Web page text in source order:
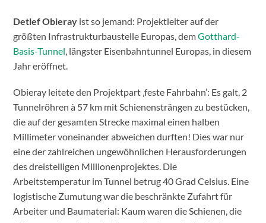
Detlef Obieray ist so jemand: Projektleiter auf der
größten Infrastrukturbaustelle Europas, demGotthard-
Basis-Tunnel, längster Eisenbahntunnel Europas, in diesem
Jahr eröffnet.
Obieray leitete den Projektpart ‚feste Fahrbahn’: Es galt, 2
Tunnelröhren à 57 km mit Schienensträngen zu bestücken,
die auf der gesamten Strecke maximal einen halben
Millimeter voneinander abweichen durften! Dies war nur
eine der zahlreichen ungewöhnlichen Herausforderungen
des dreistelligen Millionenprojektes. Die
Arbeitstemperatur im Tunnel betrug 40 Grad Celsius. Eine
logistische Zumutung war die beschränkte Zufahrt für
Arbeiter und Baumaterial: Kaum waren die Schienen, die